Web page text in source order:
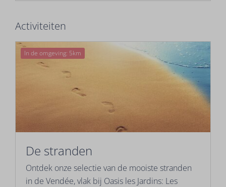
Activiteiten
In de omgeving: 5km
De stranden
Ontdek onze selectie van de mooiste stranden
in de Vendée, vlak bij Oasis les Jardins: Les